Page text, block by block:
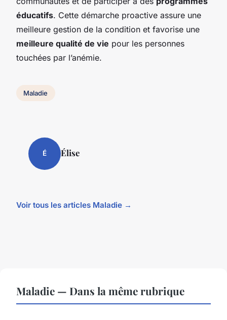
éducatifs. Cette démarche proactive assure une
meilleure gestion de la condition et favorise une
meilleure qualité de vie pour les personnes
touchées par l’anémie.
Maladie
É Élise
Voir tous les articles Maladie →
Maladie — Dans la même rubrique